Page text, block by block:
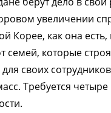
увеличении
Корее, как она
семей, которые
своих
Требуется